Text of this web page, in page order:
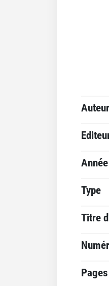
Auteur
Année
Type
Titre
Pages